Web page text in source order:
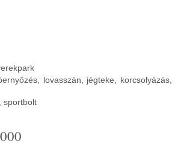
lovasszán, jégteke,
sportbolt